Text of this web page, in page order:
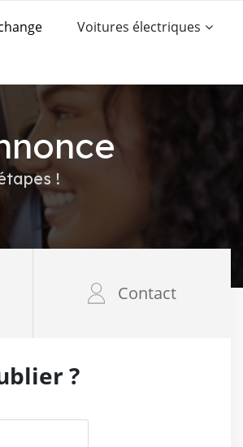
Voitures électriques
!
Contact
?